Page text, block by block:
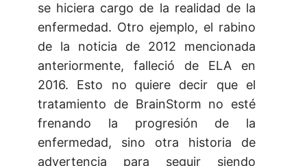
se hiciera cargo de la realidad de la
enfermedad. Otro ejemplo, el rabino
de la noticia de 2012 mencionada
anteriormente, falleció de ELA en
2016. Esto no quiere decir que el
tratamiento de BrainStorm no esté
frenando la progresión de la
enfermedad, sino otra historia de
advertencia para seguir siendo